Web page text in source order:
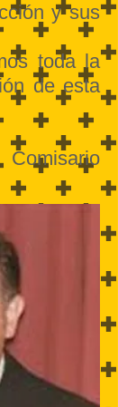
y sus
toda la
de esta